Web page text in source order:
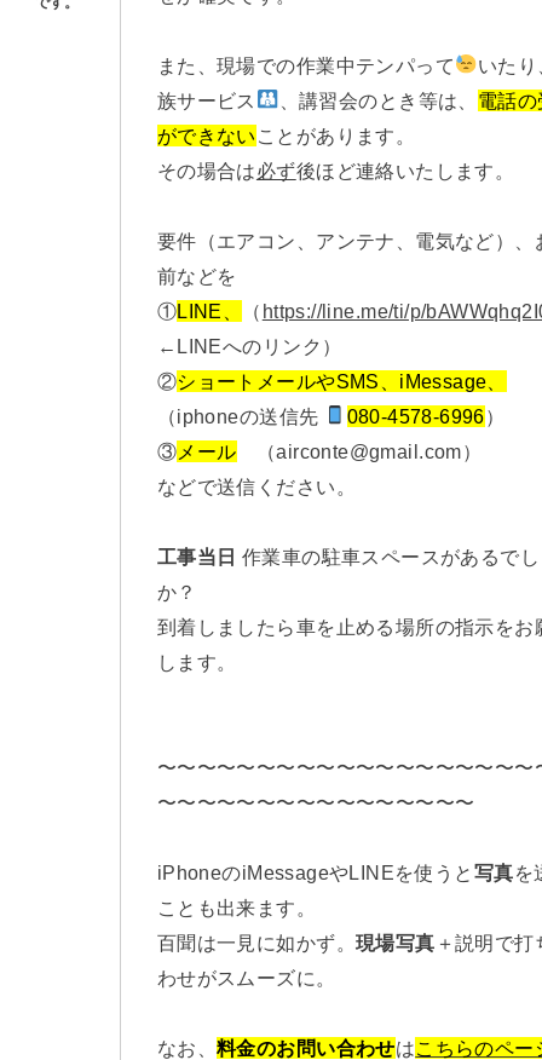
また、現場での作業中テンパって
いたり
族サービス
、講習会のとき等は、 電話の
ができない ことがあります。
その場合は必ず後ほど連絡いたします。
要件（エアコン、アンテナ、電気など）、
前などを
①LINE、 （ https://line.me/ti/p/
←LINEへのリンク）
②ショートメールやSMS、iMessage、
（iphoneの送信先
080-4578-6996）
③ メール （airconte@gmail.com）
などで送信ください。
工事当日 作業車の駐車スペースがあるで
か？
到着しましたら車を止める場所の指示をお
します。
〜〜〜〜〜〜〜〜〜〜〜〜〜〜〜〜〜〜〜
〜〜〜〜〜〜〜〜〜〜〜〜〜〜〜〜
iPhoneのiMessageやLINEを使うと 写真を
ことも出来ます。
百聞は一見に如かず。 現場写真 ＋説明で打
わせがスムーズに。
なお、料金のお問い合わせはこちらのペー